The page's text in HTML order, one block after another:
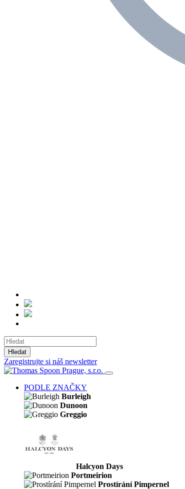
Hledat
Zaregistrujte si náš newsletter
PODLE ZNAČKY
Burleigh
Dunoon
Greggio
Halcyon Days
Portmeirion
Prostírání Pimpernel